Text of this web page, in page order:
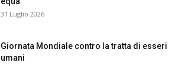
31 Luglio 2026
Giornata Mondiale contro la tratta di esseri
umani